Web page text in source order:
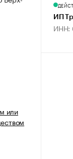
или
ИП
ИНН: